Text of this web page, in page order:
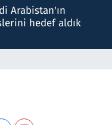
Arabistan'ın
hedef aldık